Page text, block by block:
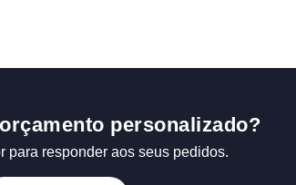
personalizado?
para responder aos seus pedidos.